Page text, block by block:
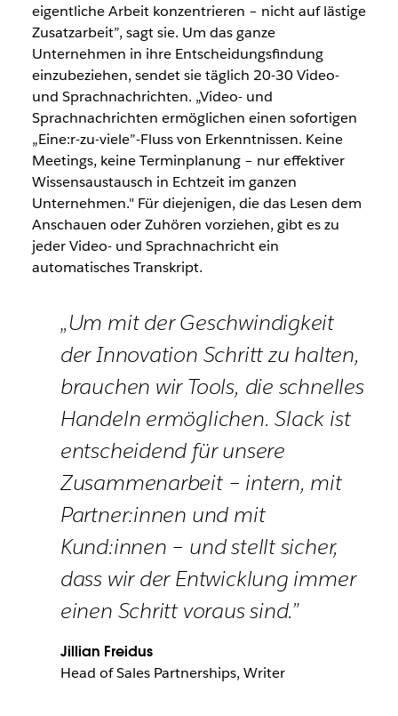
eigentliche Arbeit konzentrieren – nicht auf lästige
Zusatzarbeit”, sagt sie. Um das ganze
Unternehmen in ihre Entscheidungsfindung
einzubeziehen, sendet sie täglich 20-30 Video-
und Sprachnachrichten. „Video- und
Sprachnachrichten ermöglichen einen sofortigen
„Eine:r-zu-viele”-Fluss von Erkenntnissen. Keine
Meetings, keine Terminplanung – nur effektiver
Wissensaustausch in Echtzeit im ganzen
Unternehmen." Für diejenigen, die das Lesen dem
Anschauen oder Zuhören vorziehen, gibt es zu
jeder Video- und Sprachnachricht ein
automatisches Transkript.
„Um mit der Geschwindigkeit
der Innovation Schritt zu halten,
brauchen wir Tools, die schnelles
Handeln ermöglichen. Slack ist
entscheidend für unsere
Zusammenarbeit – intern, mit
Partner:innen und mit
Kund:innen – und stellt sicher,
dass wir der Entwicklung immer
einen Schritt voraus sind.”
Jillian Freidus
Head of Sales Partnerships, Writer